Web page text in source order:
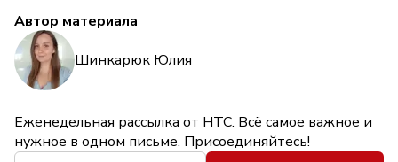
Автор материала
Шинкарюк Юлия
Еженедельная рассылка от НТС. Всё самое важное и
нужное в одном письме. Присоединяйтесь!